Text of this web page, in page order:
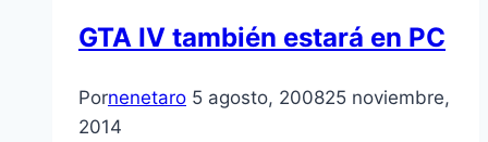
GTA IV también estará en PC
Pornenetaro 5 agosto, 200825 noviembre,
2014